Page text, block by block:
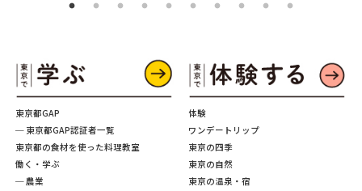
東京都GAP
─ 東京都GAP認証者一覧
東京都の食材を使った料理教室
働く・学ぶ
─ 農業
体験
ワンデートリップ
東京の四季
東京の自然
東京の温泉・宿